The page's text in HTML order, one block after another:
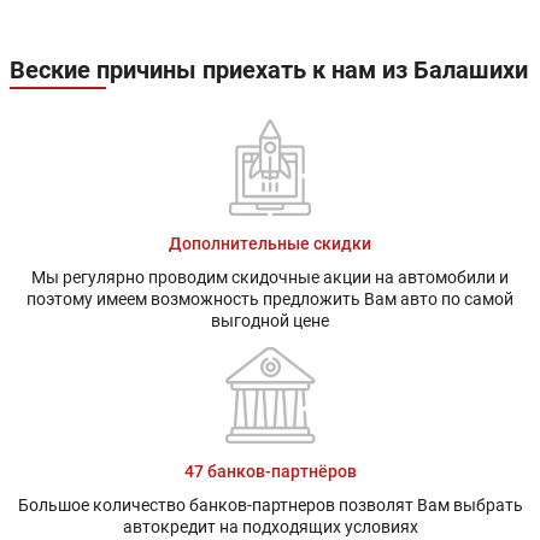
Веские причины приехать к нам из Балашихи
Дополнительные скидки
Мы регулярно проводим скидочные акции на автомобили и
поэтому имеем возможность предложить Вам авто по самой
выгодной цене
47 банков-партнёров
Большое количество банков-партнеров позволят Вам выбрать
автокредит на подходящих условиях